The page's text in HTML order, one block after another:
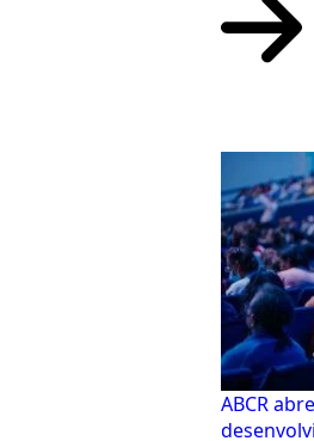
ABCR